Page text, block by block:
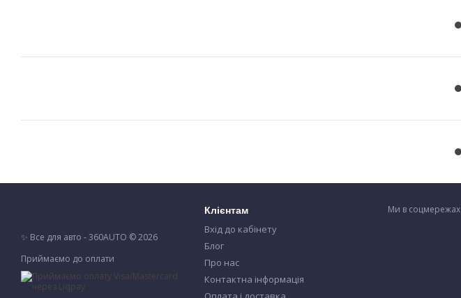
✨ Все для авто - 360AUTO © 2026
Приймаємо до оплати
Клієнтам
Вхід до кабінету
Блог
Про нас
Контактна інформація
Ми в соцмережах